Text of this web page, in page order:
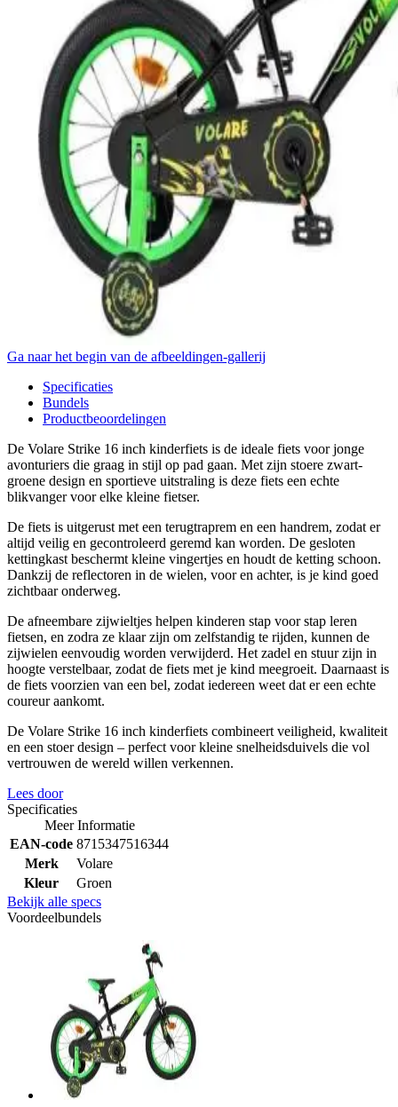
Ga naar het begin van de afbeeldingen-gallerij
Specificaties
Bundels
Productbeoordelingen
De Volare Strike 16 inch kinderfiets is de ideale fiets voor jonge
avonturiers die graag in stijl op pad gaan. Met zijn stoere zwart-
groene design en sportieve uitstraling is deze fiets een echte
blikvanger voor elke kleine fietser.
De fiets is uitgerust met een terugtraprem en een handrem, zodat er
altijd veilig en gecontroleerd geremd kan worden. De gesloten
kettingkast beschermt kleine vingertjes en houdt de ketting schoon.
Dankzij de reflectoren in de wielen, voor en achter, is je kind goed
zichtbaar onderweg.
De afneembare zijwieltjes helpen kinderen stap voor stap leren
fietsen, en zodra ze klaar zijn om zelfstandig te rijden, kunnen de
zijwielen eenvoudig worden verwijderd. Het zadel en stuur zijn in
hoogte verstelbaar, zodat de fiets met je kind meegroeit. Daarnaast is
de fiets voorzien van een bel, zodat iedereen weet dat er een echte
coureur aankomt.
De Volare Strike 16 inch kinderfiets combineert veiligheid, kwaliteit
en een stoer design – perfect voor kleine snelheidsduivels die vol
vertrouwen de wereld willen verkennen.
Lees door
Specificaties
Meer Informatie
EAN-code 8715347516344
Merk
Volare
Kleur
Groen
Bekijk alle specs
Voordeelbundels